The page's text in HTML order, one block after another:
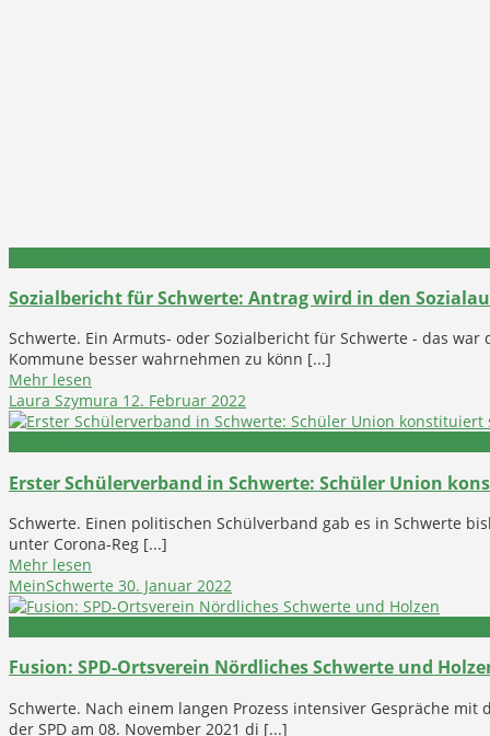
Sozialbericht für Schwerte: Antrag wird in den
Schwerte. Ein Armuts- oder Sozialbericht für Schwerte - das
Kommune besser wahrnehmen zu könn [...]
Mehr lesen
Laura Szymura 12. Februar 2022
Erster Schülerverband in Schwerte: Schüler Union
Schwerte. Einen politischen Schülverband gab es in Schwerte
unter Corona-Reg [...]
Mehr lesen
MeinSchwerte 30. Januar 2022
Fusion: SPD-Ortsverein Nördliches Schwerte und
Schwerte. Nach einem langen Prozess intensiver Gespräche
der SPD am 08. November 2021 di [...]